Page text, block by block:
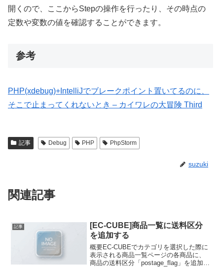
開くので、ここからStepの操作を行ったり、その時点の
定数や変数の値を確認することができます。
参考
PHP(xdebug)+IntelliJでブレークポイント置いてるのに、
そこで止まってくれないとき – カイワレの大冒険 Third
記事 Debug PHP PhpStorm
suzuki
関連記事
記事
[EC-CUBE]商品一覧に送料区分
を追加する
概要EC-CUBEでカテゴリを選択した際に
表示される商品一覧ページの各商品に、
商品の送料区分「postage_flag」を追加す